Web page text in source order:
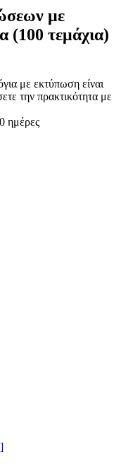
με
(100 τεμάχια)
με εκτύπωση είναι
την πρακτικότητα με
ημέρες